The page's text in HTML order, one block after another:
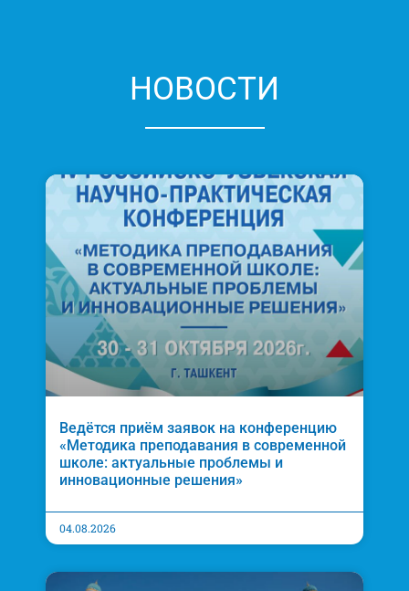
НОВОСТИ
Ведётся приём заявок на конференцию
«Методика преподавания в современной
школе: актуальные проблемы и
инновационные решения»
04.08.2026